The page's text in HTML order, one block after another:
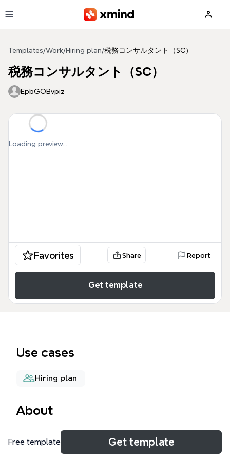
Templates/Work/Hiring plan/税務コンサルタント（SC）
税務コンサルタント（SC）
EpbGOBvpiz
Loading preview...
Favorites Share Report
Get template
Use cases
Hiring plan
About
税務コンサルタント（SC）マインドマップは、税務
コンサルティング業務の要件定義からキャリアパス、
Free template Get template